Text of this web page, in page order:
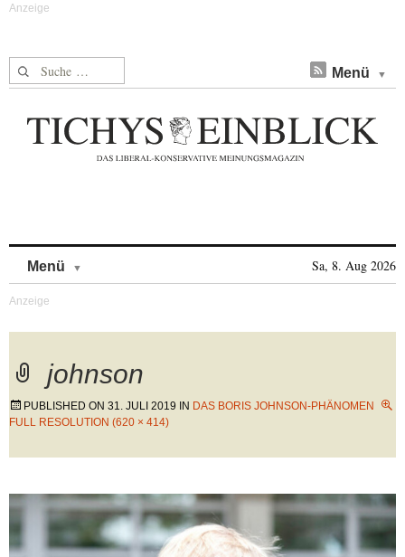
Suche nach: Menü
Menü Sa, 8. Aug 2026
johnson
PUBLISHED ON 31. JULI 2019 IN DAS BORIS JOHNSON-PHÄNOMEN
FULL RESOLUTION (620 × 414)